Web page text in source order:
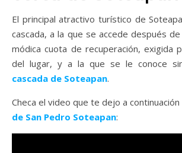
El principal atractivo turístico de
cascada, a la que se accede después
módica cuota de recuperación, exigida
del lugar, y a la que se le conoce
cascada de Soteapan.
Checa el video que te dejo a
de San Pedro Soteapan: